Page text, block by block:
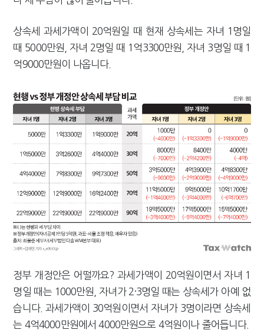
상속세 과세가액이 20억원일 때 현재 상속세는 자녀 1명일
때 5000만원, 자녀 2명일 때 1억3300만원, 자녀 3명일 때 1
억9000만원이 나옵니다.
정부 개정안은 어떨까요? 과세가액이 20억원이면서 자녀 1
명일 때는 1000만원, 자녀가 2·3명일 때는 상속세가 아예 없
습니다. 과세가액이 30억원이면서 자녀가 3명이라면 상속세
는 4억4000만원에서 4000만원으로 4억원이나 줄어듭니다.